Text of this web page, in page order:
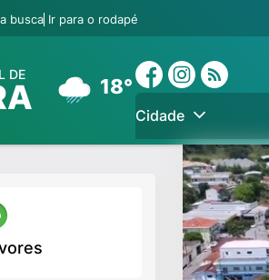
busca Ir para o rodapé
DE
18°
Cidade